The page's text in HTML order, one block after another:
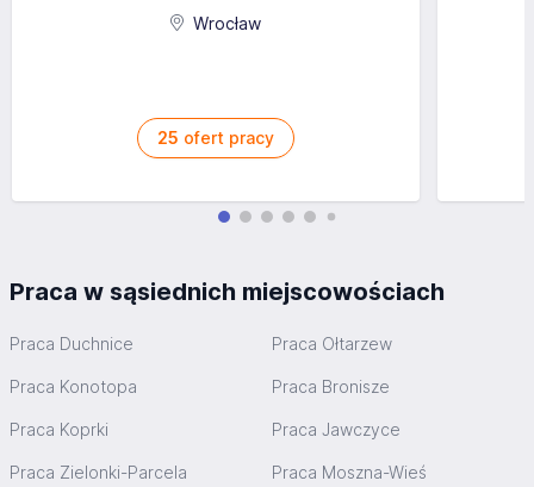
Wrocław
25 ofert pracy
Praca w sąsiednich miejscowościach
Praca Duchnice Praca Ołtarzew
Praca Konotopa Praca Bronisze
Praca Koprki Praca Jawczyce
Praca Zielonki-Parcela Praca Moszna-Wieś